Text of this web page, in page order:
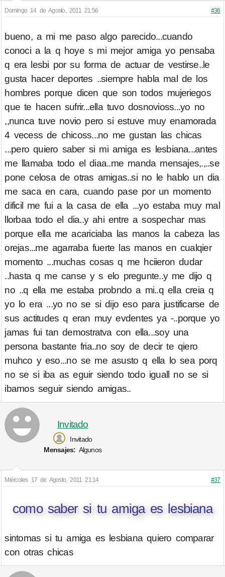
Domingo 14 de Agosto, 2011 21:56 #36
bueno, a mi me paso algo parecido...cuando
conoci a la q hoye s mi mejor amiga yo pensaba
q era lesbi por su forma de actuar de vestirse..le
gusta hacer deportes ..siempre habla mal de los
hombres porque dicen que son todos mujeriegos
que te hacen sufrir...ella tuvo dosnovioss...yo no
,,nunca tuve novio pero si estuve muy enamorada
4 vecess de chicoss...no me gustan las chicas
...pero quiero saber si mi amiga es lesbiana...antes
me llamaba todo el diaa..me manda mensajes,.,..se
pone celosa de otras amigas..si no le hablo un dia
me saca en cara, cuando pase por un momento
dificil me fui a la casa de ella ...yo estaba muy mal
llorbaa todo el dia..y ahi entre a sospechar mas
porque ella me acariciaba las manos la cabeza las
orejas...me agarraba fuerte las manos en cualqier
momento ...muchas cosas q me hciieron dudar
..hasta q me canse y s elo pregunte..y me dijo q
no ..q ella me estaba probndo a mi..q ella creia q
yo lo era ...yo no se si dijo eso para justificarse de
sus actitudes q eran muy evdentes ya -..porque yo
jamas fui tan demostratva con ella...soy una
persona bastante fria..no soy de decir te qiero
muhco y eso...no se me asusto q ella lo sea porq
no se si iba as eguir siendo todo iguall no se si
ibamos seguir siendo amigas..
Invitado
Invitado
Mensajes: Algunos
Miércoles 17 de Agosto, 2011 21:14 #37
como saber si tu amiga es lesbiana
sintomas si tu amiga es lesbiana quiero comparar
con otras chicas